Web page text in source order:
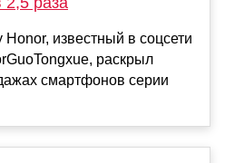
известный в соцсети
раскрыл
смартфонов серии